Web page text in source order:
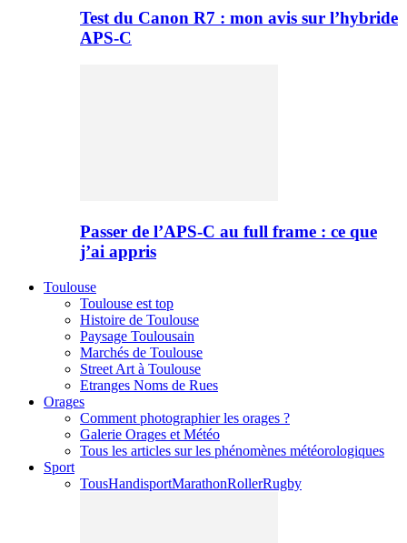
Test du Canon R7 : mon avis sur l’hybride
APS-C
Passer de l’APS-C au full frame : ce que
j’ai appris
Toulouse
Toulouse est top
Histoire de Toulouse
Paysage Toulousain
Marchés de Toulouse
Street Art à Toulouse
Etranges Noms de Rues
Orages
Comment photographier les orages ?
Galerie Orages et Météo
Tous les articles sur les phénomènes météorologiques
Sport
TousHandisportMarathonRollerRugby